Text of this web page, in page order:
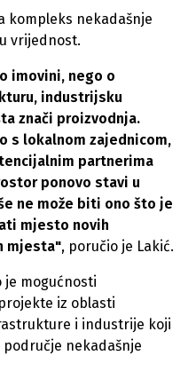
kompleks nekadašnje
vrijednost.
imovini, nego o
industrijsku
znači proizvodnja.
s lokalnom zajednicom,
partnerima
ponovo stavi u
ne može biti ono što je
mjesto novih
mjesta", poručio je Lakić.
je mogućnosti
iz oblasti
i industrije koji
nekadašnje